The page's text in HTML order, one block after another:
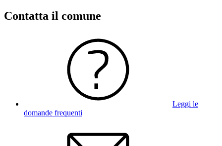
Contatta il comune
Leggi le
domande frequenti